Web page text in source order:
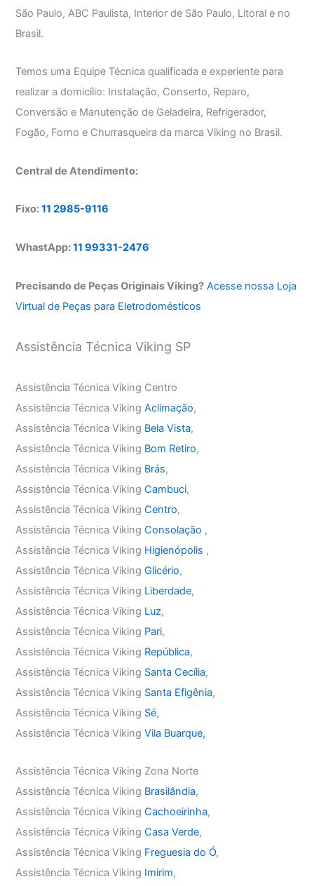
São Paulo, ABC Paulista, Interior de São Paulo, Litoral e no
Brasil.
Temos uma Equipe Técnica qualificada e experiente para
realizar a domicílio: Instalação, Conserto, Reparo,
Conversão e Manutenção de Geladeira, Refrigerador,
Fogão, Forno e Churrasqueira da marca Viking no Brasil.
Central de Atendimento:
Fixo:11 2985-9116
WhastApp:11 99331-2476
Precisando de Peças Originais Viking? Acesse nossa Loja
Virtual de Peças para Eletrodomésticos
Assistência Técnica Viking SP
Assistência Técnica Viking Centro
Assistência Técnica VikingAclimação,
Assistência Técnica Viking Bela Vista,
Assistência Técnica Viking Bom Retiro,
Assistência Técnica Viking Brás,
Assistência Técnica VikingCambuci,
Assistência Técnica VikingCentro,
Assistência Técnica VikingConsolação ,
Assistência Técnica Viking Higienópolis ,
Assistência Técnica VikingGlicério,
Assistência Técnica Viking Liberdade,
Assistência Técnica Viking Luz,
Assistência Técnica Viking Pari,
Assistência Técnica Viking República,
Assistência Técnica Viking Santa Cecília,
Assistência Técnica Viking Santa Efigênia,
Assistência Técnica Viking Sé,
Assistência Técnica VikingVila Buarque,
Assistência Técnica Viking Zona Norte
Assistência Técnica Viking Brasilândia,
Assistência Técnica VikingCachoeirinha,
Assistência Técnica VikingCasa Verde,
Assistência Técnica Viking Freguesia do Ó,
Assistência Técnica Viking Imirim,